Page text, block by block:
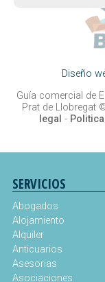
Diseño
Guía comercial de
Prat de Llobregat
legal -
SERVICIOS
Abogados
Alojamiento
Alquiler
Anticuarios
Asesorias
Asociaciones